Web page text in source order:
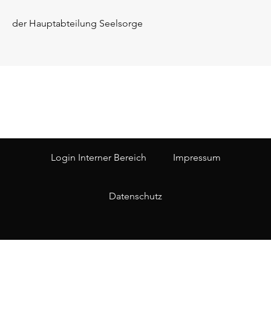
der Hauptabteilung Seelsorge
Login Interner Bereich Impressum
Datenschutz